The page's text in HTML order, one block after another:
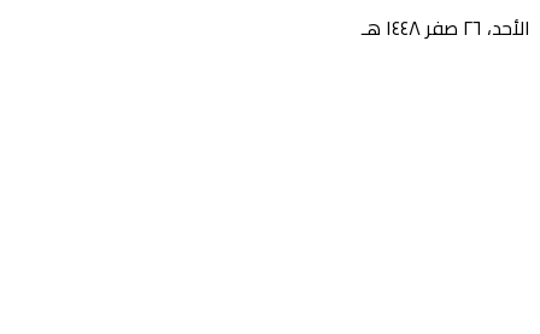
الأحد، ٢٦ صفر ١٤٤٨ هـ